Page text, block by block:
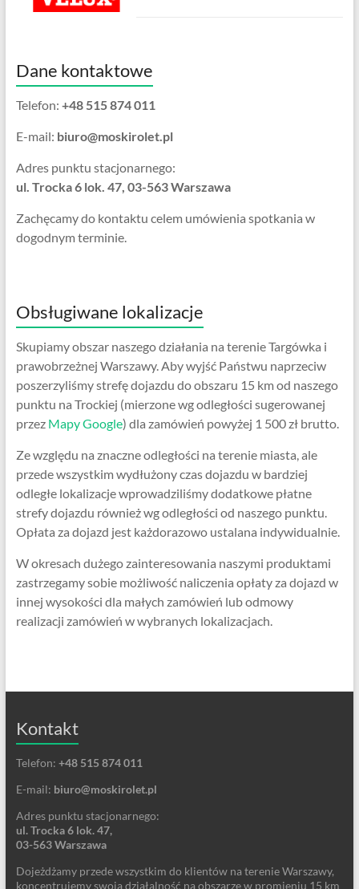
Dane kontaktowe
Telefon: +48 515 874 011
E-mail: biuro@moskirolet.pl
Adres punktu stacjonarnego:
ul. Trocka 6 lok. 47, 03-563 Warszawa
Zachęcamy do kontaktu celem umówienia spotkania w
dogodnym terminie.
Obsługiwane lokalizacje
Skupiamy obszar naszego działania na terenie Targówka i
prawobrzeżnej Warszawy. Aby wyjść Państwu naprzeciw
poszerzyliśmy strefę dojazdu do obszaru 15 km od naszego
punktu na Trockiej (mierzone wg odległości sugerowanej
przez Mapy Google) dla zamówień powyżej 1 500 zł brutto.
Ze względu na znaczne odległości na terenie miasta, ale
przede wszystkim wydłużony czas dojazdu w bardziej
odległe lokalizacje wprowadziliśmy dodatkowe płatne
strefy dojazdu również wg odległości od naszego punktu.
Opłata za dojazd jest każdorazowo ustalana indywidualnie.
W okresach dużego zainteresowania naszymi produktami
zastrzegamy sobie możliwość naliczenia opłaty za dojazd w
innej wysokości dla małych zamówień lub odmowy
realizacji zamówień w wybranych lokalizacjach.
Kontakt
Telefon: +48 515 874 011
E-mail: biuro@moskirolet.pl
Adres punktu stacjonarnego:
ul. Trocka 6 lok. 47,
03-563 Warszawa
Dojeżdżamy przede wszystkim do klientów na terenie Warszawy,
koncentrujemy swoją działalność na obszarze w promieniu 15 km